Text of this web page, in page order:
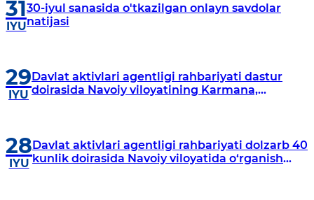
31
IYU
30-iyul sanasida o'tkazilgan onlayn savdolar
natijasi
29
IYU
Davlat aktivlari agentligi rahbariyati dastur
doirasida Navoiy viloyatining Karmana,
28
IYU
Davlat aktivlari agentligi rahbariyati dolzarb 40
kunlik doirasida Navoiy viloyatida o‘rganish